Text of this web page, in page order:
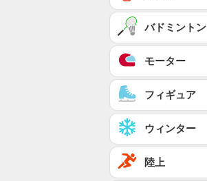
バドミントン
モーター
フィギュア
ウィンター
陸上